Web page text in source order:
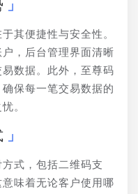
其便捷性与安全性。
，后台管理界面清晰
数据。此外，至尊码
保每一笔交易数据的
。
式，包括二维码支
味着无论客户使用哪